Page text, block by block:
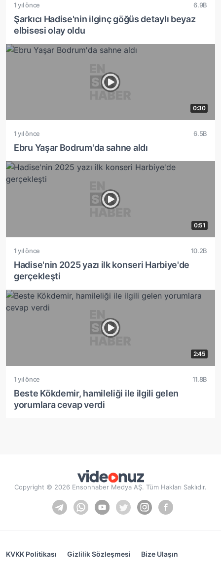
1 yıl önce 6.9B
Şarkıcı Hadise'nin ilginç göğüs detaylı beyaz
elbisesi olay oldu
0:30
1 yıl önce 6.5B
Ebru Yaşar Bodrum'da sahne aldı
0:51
1 yıl önce 10.2B
Hadise'nin 2025 yazı ilk konseri Harbiye'de
gerçekleşti
2:45
1 yıl önce 11.8B
Beste Kökdemir, hamileliği ile ilgili gelen
yorumlara cevap verdi
Copyright © 2026 Ensonhaber Medya AŞ. Tüm Hakları Saklıdır.
KVKK Politikası Gizlilik Sözleşmesi Bize Ulaşın